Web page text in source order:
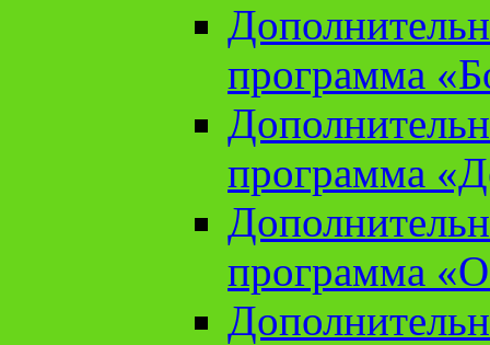
программа
программа
программа